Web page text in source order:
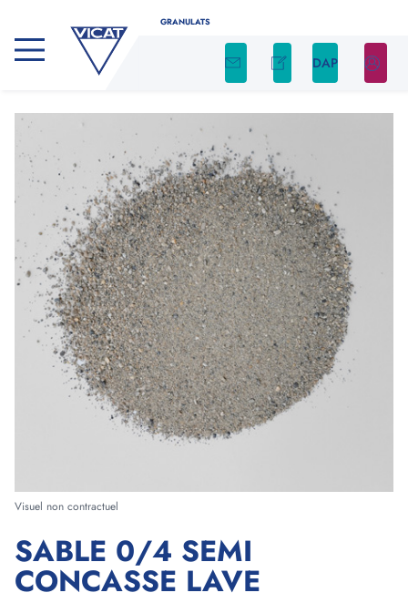
GRANULATS
DAP
Visuel non contractuel
SABLE 0/4 SEMI
CONCASSE LAVE
CALCULATEUR DE GRANULATS
Déterminez facilement la quantité nécessaire
de granulats pour votre projet en utilisant
notre calculateur
Indiquez le type de produit, ainsi que la forme et
les dimensions de votre chantier. Nous nous
occupons du reste !
Type de produit
Forme
Longueur
m cm